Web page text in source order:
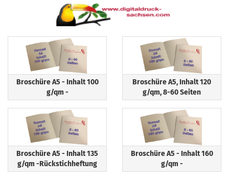
Broschüre A5 - Inhalt 100
g/qm -
Broschüre A5, Inhalt 120
g/qm, 8-60 Seiten
Broschüre A5 - Inhalt 135
g/qm -Rückstichheftung
Broschüre A5 - Inhalt 160
g/qm -